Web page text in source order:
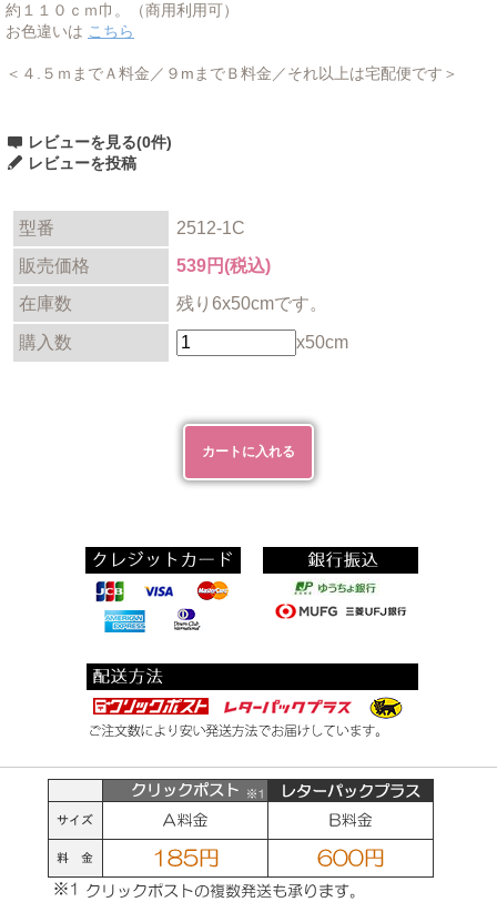
約１１０ｃｍ巾。（商用利用可）
お色違いは こちら
＜４.５ｍまでＡ料金／９mまでＢ料金／それ以上は宅配便です＞
レビューを見る(0件)
レビューを投稿
型番
2512-1C
販売価格
539円(税込)
在庫数
残り6x50cmです。
購入数 x50cm